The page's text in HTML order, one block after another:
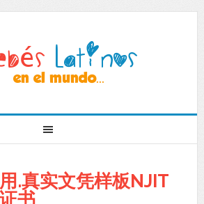
.真实文凭样板NJIT
书